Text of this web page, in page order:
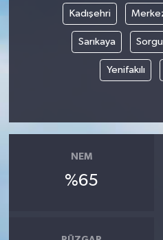
Kadışehri
Sarıkaya
Yenifakılı
NEM
%65